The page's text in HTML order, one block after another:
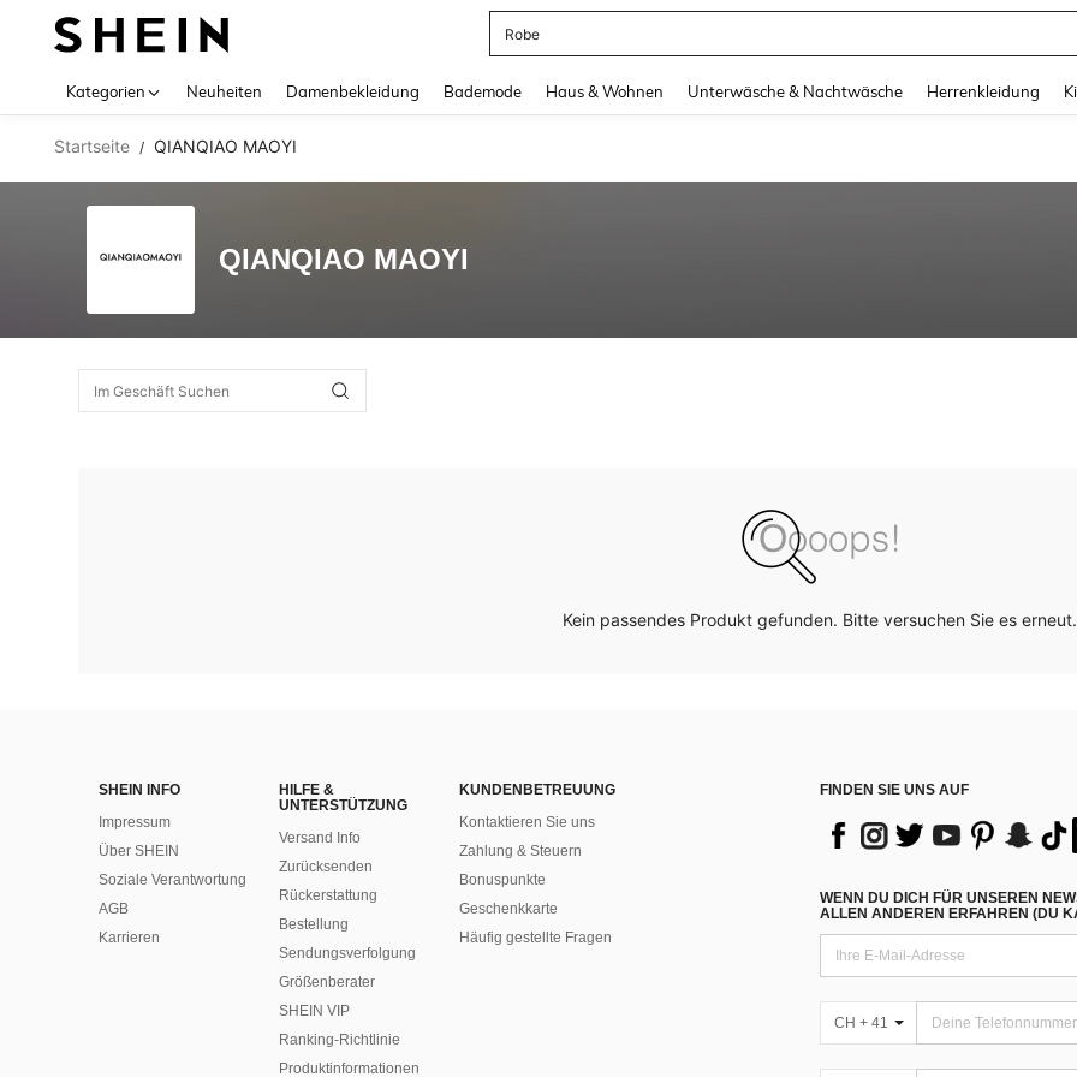
Robe
Kategorien Neuheiten Damenbekleidung Bademode Haus & Wohnen Unterwäsche & Nachtwäsche Herrenkleidung
Startseite / QIANQIAO MAOYI
QIANQIAO MAOYI
Kein passendes Produkt gefunden. Bitte versuchen Sie es erneut.
SHEIN INFO
Impressum
Über SHEIN
Soziale Verantwortung
AGB
Karrieren
HILFE &
UNTERSTÜTZUNG
Versand Info
Zurücksenden
Rückerstattung
Bestellung
Sendungsverfolgung
Größenberater
SHEIN VIP
Ranking-Richtlinie
​Produktinformationen
KUNDENBETREUUNG
Kontaktieren Sie uns
Zahlung & Steuern
Bonuspunkte
Geschenkkarte
Häufig gestellte Fragen
FINDEN SIE UNS AUF
WENN DU DICH FÜR UNSEREN
ALLEN ANDEREN ERFAHREN (DU
CH + 41